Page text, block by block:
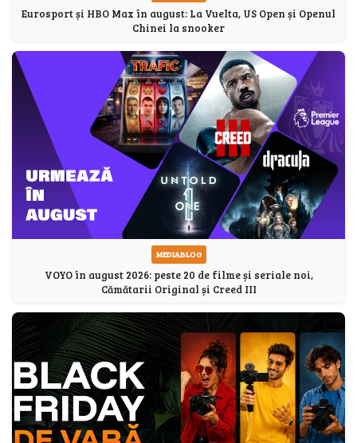
Eurosport și HBO Max în august: La Vuelta, US Open și Openul
Chinei la snooker
MEDIABLOG
VOYO în august 2026: peste 20 de filme și seriale noi,
Cămătarii Original și Creed III